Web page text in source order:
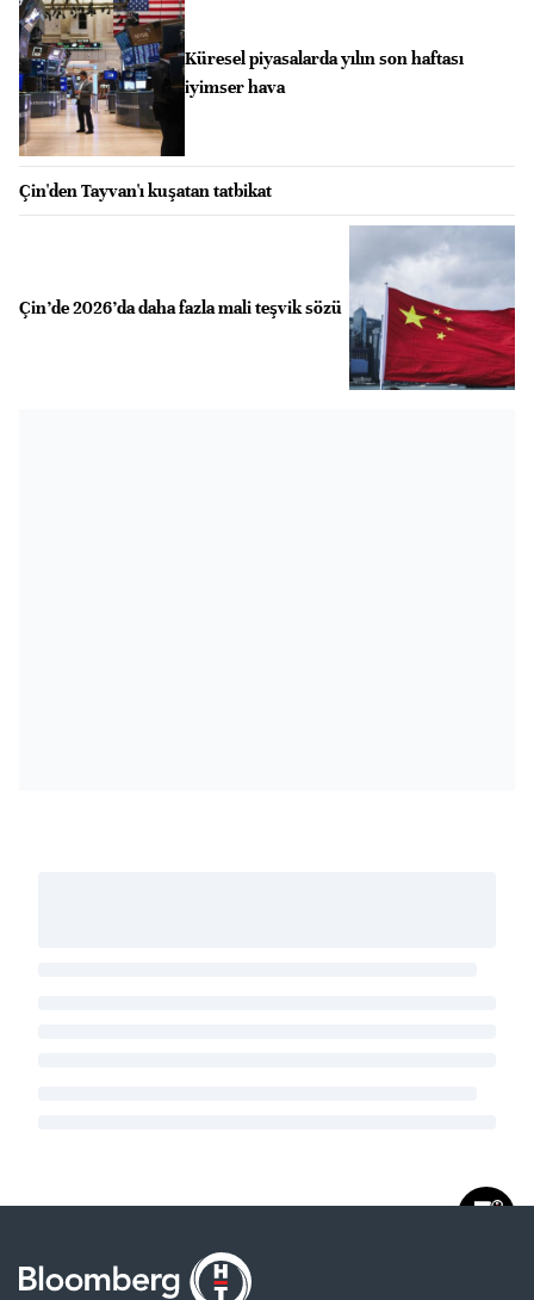
Küresel piyasalarda yılın son haftası
iyimser hava
Çin'den Tayvan'ı kuşatan tatbikat
Çin’de 2026’da daha fazla mali teşvik sözü